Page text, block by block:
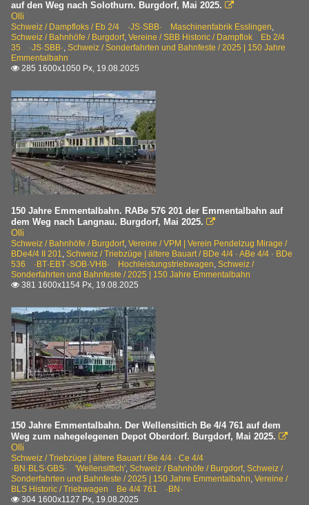
auf den Weg nach Solothurn. Burgdorf, Mai 2025. 
Olli
Schweiz / Dampfloks / Eb 2/4 ·JS·SBB· Maschinenfabrik Esslingen,
Schweiz / Bahnhöfe / Burgdorf, Vereine / SBB Historic / Dampflok Eb 2/4
35 ·JS·SBB·, Schweiz / Sonderfahrten und Bahnfeste / 2025 | 150 Jahre
Emmentalbahn
 285 1600x1050 Px, 19.08.2025
150 Jahre Emmentalbahn. RABe 576 201 der Emmentalbahn auf
dem Weg nach Langnau. Burgdorf, Mai 2025. 
Olli
Schweiz / Bahnhöfe / Burgdorf, Vereine / VPM | Verein Pendelzug Mirage /
BDe4/4 II 201, Schweiz / Triebzüge | ältere Bauart / BDe 4/4 · ABe 4/4 · BDe
536 ·BT·EBT ·SOB·VHB· Hochleistungstriebwagen, Schweiz /
Sonderfahrten und Bahnfeste / 2025 | 150 Jahre Emmentalbahn
 381 1600x1154 Px, 19.08.2025
150 Jahre Emmentalbahn. Der Wellensittich Be 4/4 761 auf dem
Weg zum nahegelegenen Depot Oberdorf. Burgdorf, Mai 2025. 
Olli
Schweiz / Triebzüge | ältere Bauart / Be 4/4 · Ce 4/4
·BN·BLS·GBS· 'Wellensittich', Schweiz / Bahnhöfe / Burgdorf, Schweiz /
Sonderfahrten und Bahnfeste / 2025 | 150 Jahre Emmentalbahn, Vereine /
BLS Historic / Triebwagen Be 4/4 761 ·BN·
 304 1600x1127 Px, 19.08.2025